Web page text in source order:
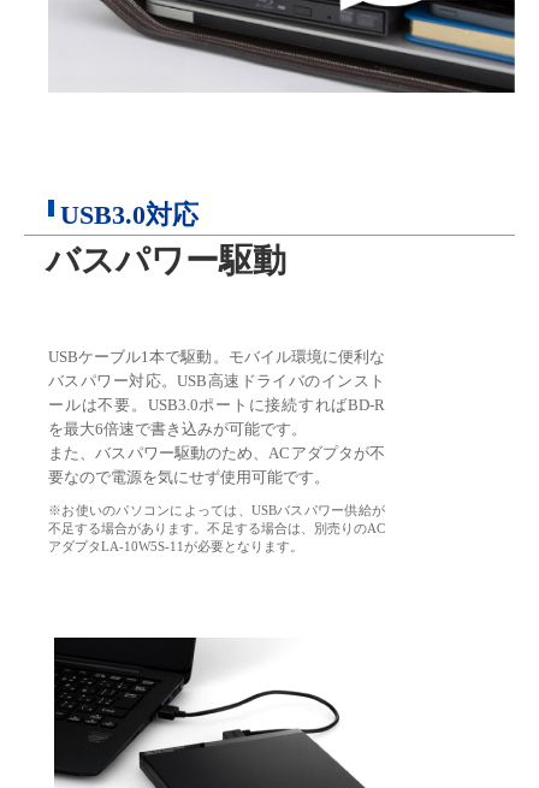
USB3.0対応
バスパワー駆動
USBケーブル1本で駆動。モバイル環境に便利な
バスパワー対応。USB高速ドライバのインスト
ールは不要。USB3.0ポートに接続すればBD-R
を最大6倍速で書き込みが可能です。
また、バスパワー駆動のため、ACアダプタが不
要なので電源を気にせず使用可能です。
※お使いのパソコンによっては、USBバスパワー供給が
不足する場合があります。不足する場合は、別売りのAC
アダプタLA-10W5S-11が必要となります。